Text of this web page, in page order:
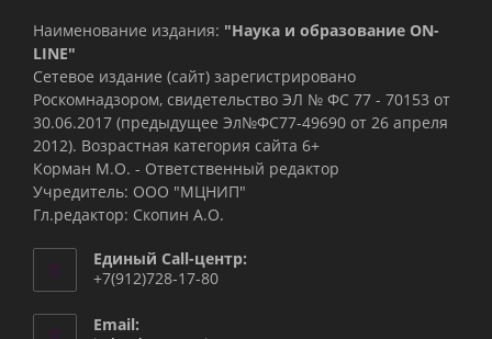
Наименование издания: "Наука и образование ON-
LINE"
Сетевое издание (сайт) зарегистрировано
Роскомнадзором, свидетельство ЭЛ № ФС 77 - 70153 от
30.06.2017 (предыдущее Эл№ФC77-49690 от 26 апреля
2012). Возрастная категория сайта 6+
Корман М.О. - Ответственный редактор
Учредитель: ООО "МЦНИП"
Гл.редактор: Скопин А.О.
Единый Call-центр:
+7(912)728-17-80
Email: